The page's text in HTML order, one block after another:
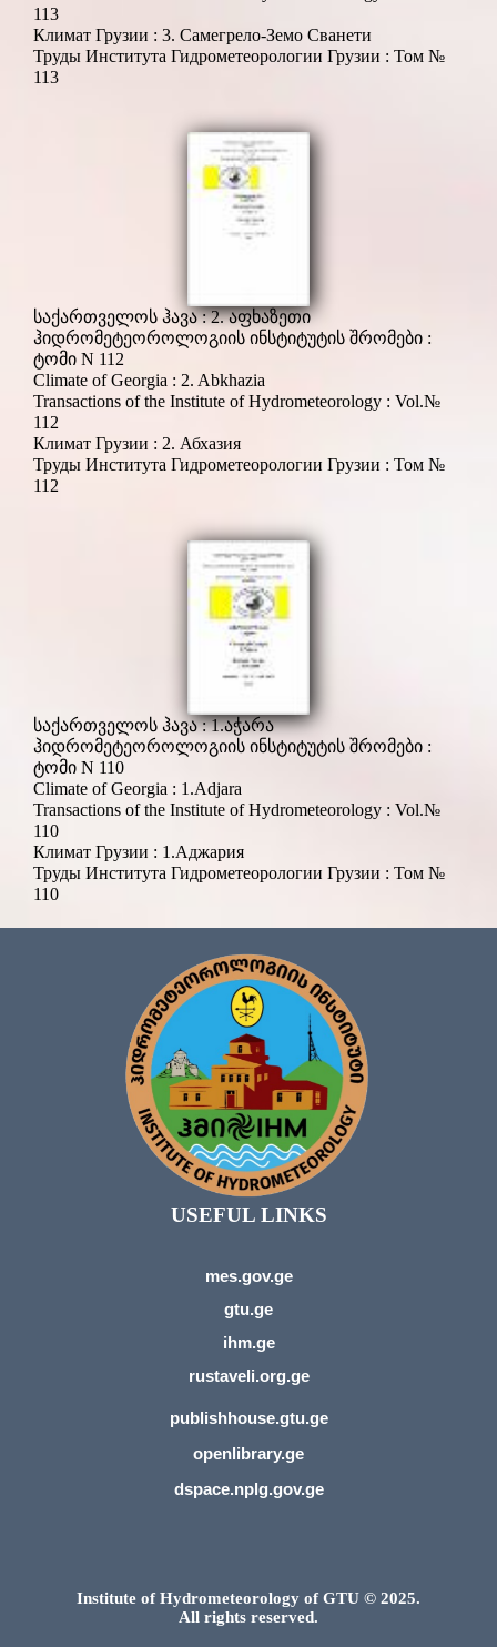
113
Климат Грузии : 3. Cамегрело-Земо Сванети
Труды Института Гидрометеорологии Грузии : Том №
113
საქართველოს ჰავა : 2. აფხაზეთი
ჰიდრომეტეოროლოგიის ინსტიტუტის შრომები :
ტომი N 112
Climate of Georgia : 2. Abkhazia
Transactions of the Institute of Hydrometeorology : Vol.№
112
Климат Грузии : 2. Абхазия
Труды Института Гидрометеорологии Грузии : Том №
112
საქართველოს ჰავა : 1.აჭარა
ჰიდრომეტეოროლოგიის ინსტიტუტის შრომები :
ტომი N 110
Climate of Georgia : 1.Adjara
Transactions of the Institute of Hydrometeorology : Vol.№
110
Климат Грузии : 1.Аджария
Труды Института Гидрометеорологии Грузии : Том №
110
USEFUL LINKS
mes.gov.ge
gtu.ge
ihm.ge
rustaveli.org.ge
publishhouse.gtu.ge
openlibrary.ge
dspace.nplg.gov.ge
Institute of Hydrometeorology of GTU © 2025.
All rights reserved.